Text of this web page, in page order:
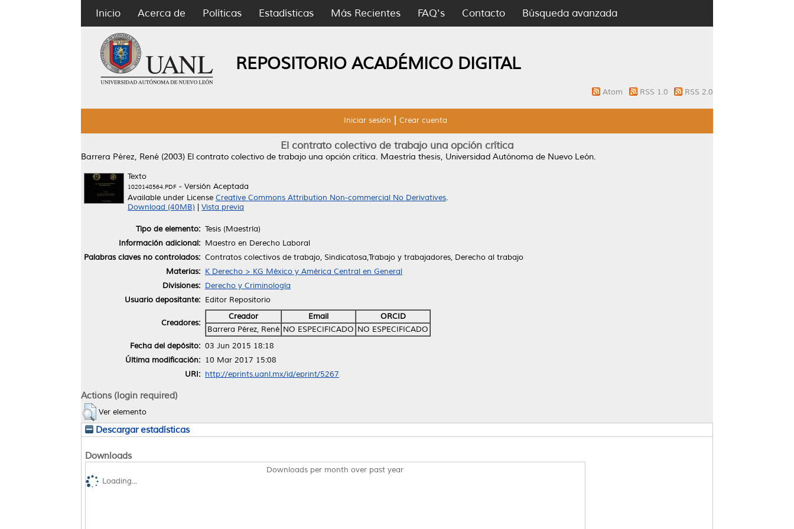
Inicio Acerca de Políticas Estadísticas Más Recientes FAQ's Contacto Búsqueda avanzada
REPOSITORIO ACADÉMICO DIGITAL
Atom RSS 1.0 RSS 2.0
Iniciar sesión Crear cuenta
El contrato colectivo de trabajo una opción crítica
Barrera Pérez, René (2003) El contrato colectivo de trabajo una opción crítica. Maestría thesis, Universidad Autónoma de Nuevo León.
Texto
1020148564.PDF - Versión Aceptada
Available under License Creative Commons Attribution Non-commercial No Derivatives.
Download (40MB)
Vista previa
Tipo de elemento: Tesis (Maestría)
Información adicional: Maestro en Derecho Laboral
Palabras claves no controlados: Contratos colectivos de trabajo, Sindicatosa,Trabajo y trabajadores, Derecho al trabajo
Materias: K Derecho > KG México y América Central en General
Divisiones: Derecho y Criminología
Usuario depositante: Editor Repositorio
Creadores:
Creador Email
ORCID
Barrera Pérez, René NO ESPECIFICADO NO ESPECIFICADO
Fecha del depósito: 03 Jun 2015 18:18
Última modificación: 10 Mar 2017 15:08
URI: http://eprints.uanl.mx/id/eprint/5267
Actions (login required)
Ver elemento
Descargar estadísticas
Downloads
Downloads per month over past year
Loading...